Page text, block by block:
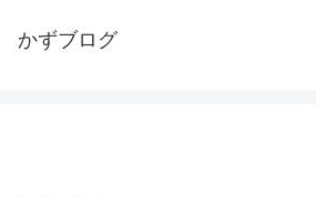
かずブログ